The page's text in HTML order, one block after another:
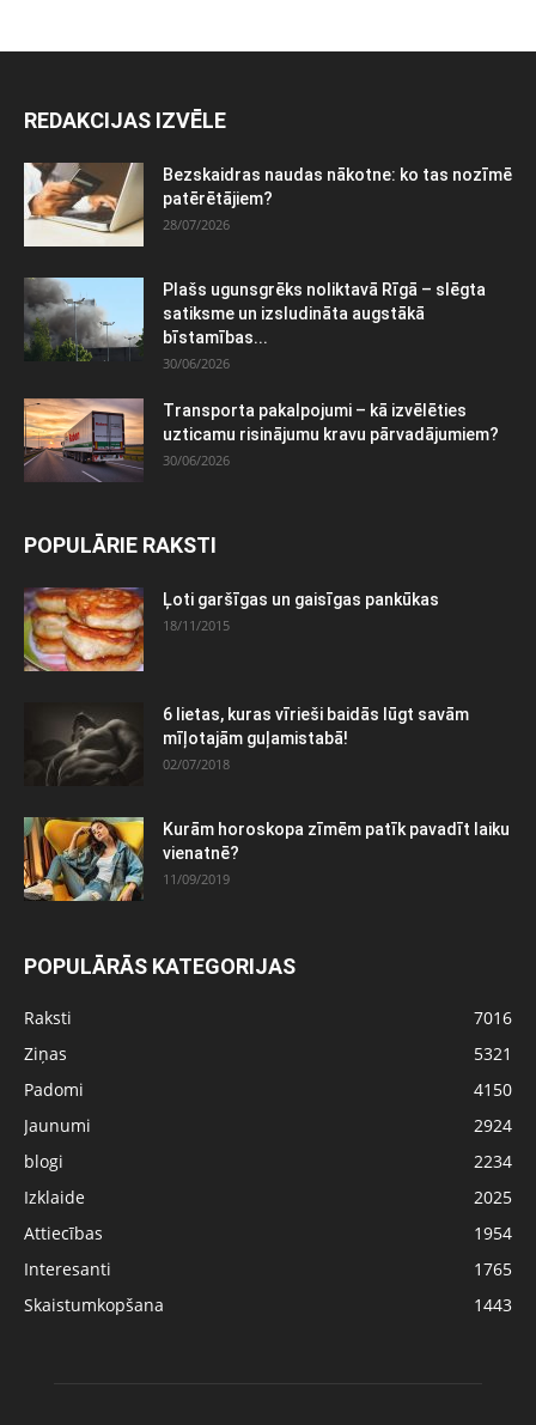
REDAKCIJAS IZVĒLE
Bezskaidras naudas nākotne: ko tas nozīmē
patērētājiem?
28/07/2026
Plašs ugunsgrēks noliktavā Rīgā – slēgta
satiksme un izsludināta augstākā
bīstamības...
30/06/2026
Transporta pakalpojumi – kā izvēlēties
uzticamu risinājumu kravu pārvadājumiem?
30/06/2026
POPULĀRIE RAKSTI
Ļoti garšīgas un gaisīgas pankūkas
18/11/2015
6 lietas, kuras vīrieši baidās lūgt savām
mīļotajām guļamistabā!
02/07/2018
Kurām horoskopa zīmēm patīk pavadīt laiku
vienatnē?
11/09/2019
POPULĀRĀS KATEGORIJAS
Raksti
7016
Ziņas
5321
Padomi
4150
Jaunumi
2924
blogi
2234
Izklaide
2025
Attiecības
1954
Interesanti
1765
Skaistumkopšana
1443